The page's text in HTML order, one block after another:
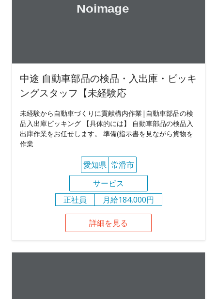
中途 自動車部品の検品・入出庫・ピッキ
ングスタッフ【未経験応
未経験から自動車づくりに貢献構内作業|自動車部品の検
品入出庫ピッキング 【具体的には】 自動車部品の検品入
出庫作業をお任せします。 準備(指示書を見ながら貨物を
作業
愛知県 常滑市
サービス
正社員
月給184,000円
詳細を見る